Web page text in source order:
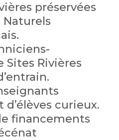
préservées
Naturels
Sites Rivières
curieux.
financements